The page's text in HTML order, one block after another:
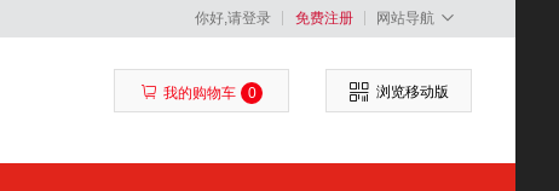
你好,请登录 免费注册 网站导航
我的购物车 0 浏览移动版